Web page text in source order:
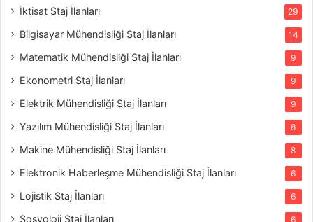
İktisat Staj İlanları 29
Bilgisayar Mühendisliği Staj İlanları 14
Matematik Mühendisliği Staj İlanları 9
Ekonometri Staj İlanları 9
Elektrik Mühendisliği Staj İlanları 9
Yazılım Mühendisliği Staj İlanları 8
Makine Mühendisliği Staj İlanları 8
Elektronik Haberleşme Mühendisliği Staj İlanları 6
Lojistik Staj İlanları 6
Sosyoloji Staj İlanları 6